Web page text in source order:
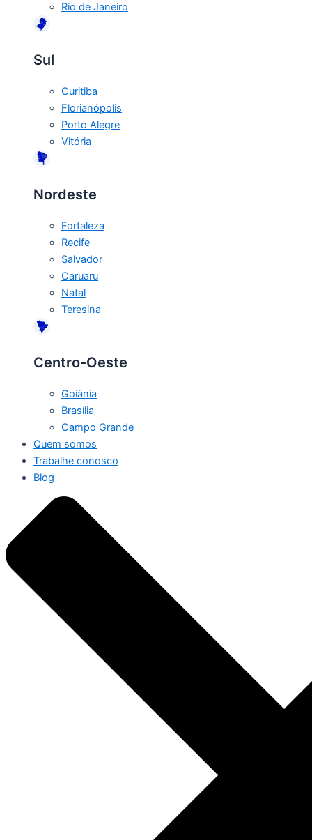
Rio de Janeiro
Sul
Curitiba
Florianópolis
Porto Alegre
Vitória
Nordeste
Fortaleza
Recife
Salvador
Caruaru
Natal
Teresina
Centro-Oeste
Goiânia
Brasília
Campo Grande
Quem somos
Trabalhe conosco
Blog